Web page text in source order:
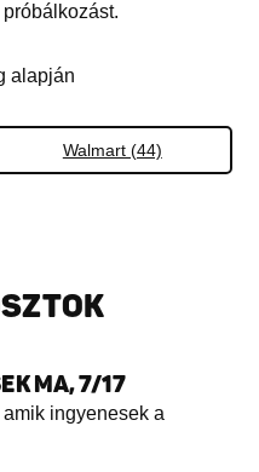
alapján
Walmart (44)
MA, 7/17
ingyenesek a